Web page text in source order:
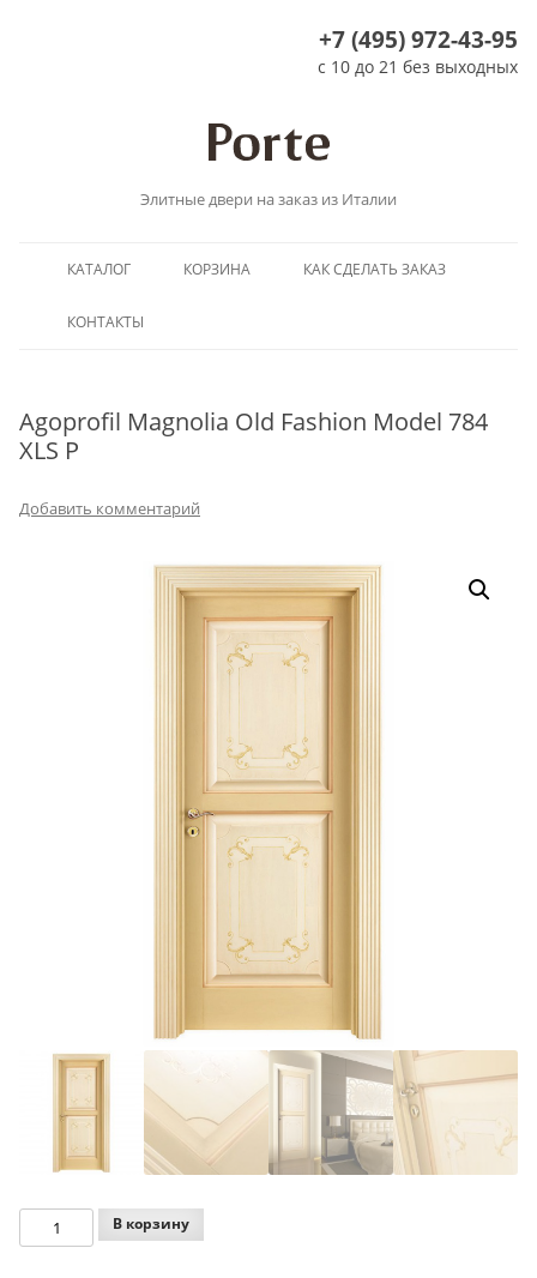
+7 (495) 972-43-95
с 10 до 21 без выходных
Элитные двери на заказ из Италии
КАТАЛОГ КОРЗИНА КАК СДЕЛАТЬ ЗАКАЗ
КОНТАКТЫ
Agoprofil Magnolia Old Fashion Model 784
XLS P
Добавить комментарий
Количество
Agoprofil
В корзину